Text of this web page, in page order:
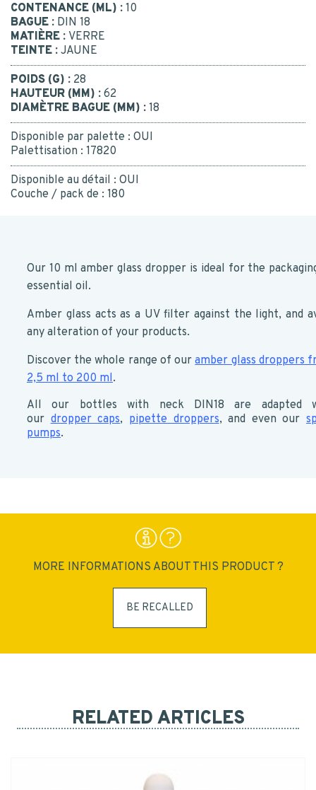
CONTENANCE (ML) : 10
BAGUE : DIN 18
MATIÈRE : VERRE
TEINTE : JAUNE
POIDS (G) : 28
HAUTEUR (MM) : 62
DIAMÈTRE BAGUE (MM) : 18
Disponible par palette : OUI
Palettisation : 17820
Disponible au détail : OUI
Couche / pack de : 180
Our 10 ml amber glass dropper is ideal for the
essential oil.
Amber glass acts as a UV filter against the light, and
any alteration of your products.
Discover the whole range of ouramber glass droppers
2,5 ml to 200 ml.
All our bottles with neck DIN18 are adapted
our dropper caps, pipette droppers, and even our
pumps.
MORE INFORMATIONS ABOUT THIS PRODUCT ?
BE RECALLED
RELATED ARTICLES
I consent to the collection, processing, use of my
personal data.*
Yes
*
SUBMIT